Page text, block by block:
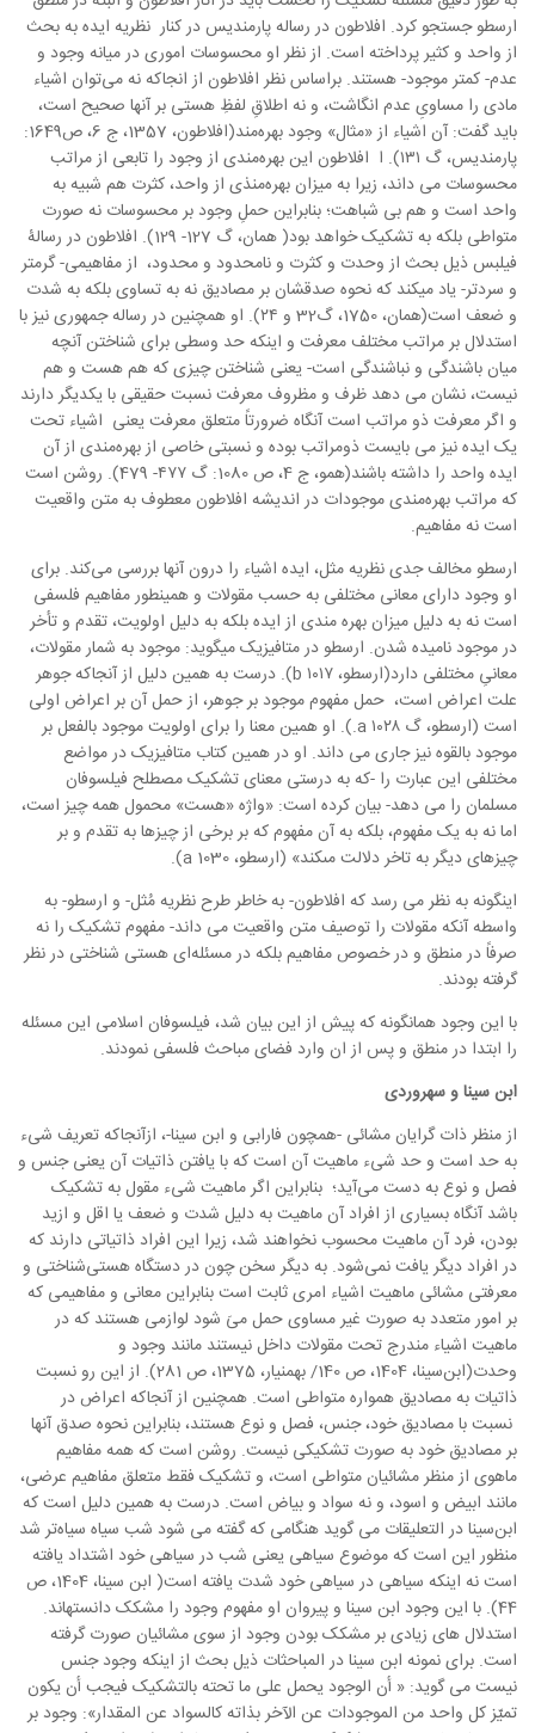
ارسطو جستجو کرد. افلاطون در رساله پارمندیس در کنار نظریه ایده‌ به بحث
از واحد و کثیر پرداخته است. از نظر او محسوسات اموری در میانه وجود و
عدم- کمتر موجود- هستند. براساس نظر افلاطون از انجاکه نه می‌توان اشیاء
مادی را مساویِ عدم انگاشت، و نه اطلاقِ لفظِ هستی بر آنها صحیح است،
باید گفت: آن اشیاء از «مثال» وجود بهره‌مند(‌افلاطون، 1357، ج 6، ص1649:
پارمندیس، گ ۱۳۱). ا افلاطون این بهره‌مندی از وجود را تابعی از مراتب
محسوسات می داند، زیرا به میزان بهره‌منذی از واحد، کثرت هم شبیه به
واحد است و هم بی شباهت؛ بنابراین حملِ وجود بر محسوسات نه صورت
متواطی بلکه به تشکیک خواهد بود( همان، گ 127- 129). افلاطون در رسالۀ
فیلبس ذیل بحث از وحدت و کثرت و نامحدود و محدود، از مفاهیمی- گرمتر
و سردتر- یاد می­کند که نحوه صدقشان بر مصادیق نه به تساوی بلکه به شدت
و ضعف است(همان، 1750، گ32 و ۲۴). او همچنین در رساله جمهوری نیز با
استدلال بر مراتب مختلف معرفت و اینکه حد وسطی برای شناختن آنچه
میان باشندگی و نباشندگی است- یعنی شناختن چیزی که هم هست و هم
نیست، نشان می دهد ظرف و مظروف معرفت نسبت حقیقی با یکدیگر دارند
و اگر معرفت ذو مراتب است آنگاه ضرورتاً متعلق معرفت یعنی اشیاء تحت
یک ایده نیز می بایست ذومراتب بوده و نسبتی خاصی از بهره‌مندی از آن
ایده واحد را داشته باشند(همو، ج 4، ص 1080: گ ۴۷۷- 479). روشن است
که مراتب بهره‌مندی موجودات در اندیشه افلاطون معطوف به متن واقعیت
است نه مفاهیم.
ارسطو مخالف جدی نظریه مثل، ایده اشیاء را درون آنها بررسی می‌کند. برای
او وجود دارای معانی مختلفی به حسب مقولات و همینطور مفاهیم فلسفی
است نه به دلیل میزان بهره مندی از ایده بلکه به دلیل اولویت، تقدم و تأخر
در موجود نامیده شدن. ارسطو در متافیزیک می­گوید: موجود به شمار مقولات،
معانیِ مختلفی دارد(ارسطو، ۱۰۱۷ b). درست به همین دلیل از آنجاکه جوهر
علت اعراض است، حمل مفهوم موجود بر جوهر، از حمل آن بر اعراض اولی
است (ارسطو، گ ۱۰۲۸ a.). او همین معنا را برای اولویت موجود بالفعل بر
موجود بالقوه نیز جاری می داند. او در همین کتاب متافیزیک در مواضع
مختلفی این عبارت را -که به درستی معنای تشکیک مصطلح فیلسوفان
مسلمان را می دهد- بیان کرده است:‌ «واژه «هست‏» محمول همه چیز است،
اما نه به یک مفهوم، بلکه به آن مفهوم که بر برخى از چیزها به تقدم و بر
چیزهاى دیگر به تاخر دلالت مى‏کند» (ارسطو، a 1030).
اینگونه به نظر می رسد که افلاطون- به خاطر طرح نظریه مُثل- و ارسطو- به
واسطه آنکه مقولات را توصیف متن واقعیت می داند- مفهوم تشکیک را نه
صرفاً در منطق و در خصوص مفاهیم بلکه در مسئله‌ای هستی شناختی در نظر
گرفته بودند.
با این وجود همانگونه که پیش از این بیان شد، فیلسوفان اسلامی این مسئله
را ابتدا در منطق و پس از ان وارد فضای مباحث فلسفی نمودند.
ابن سینا و سهروردی
از منظر ذات گرایان مشائی -همچون فارابی و ابن سینا-، ازآنجاکه تعریف شیء
به حد است و حد شیء ماهیت آن است که با یافتن ذاتیات آن یعنی جنس و
فصل و نوع به دست می‌آید؛ بنابراین اگر ماهیت شیء مقول به تشکیک
باشد آنگاه بسیاری از افراد آن ماهیت به دلیل شدت و ضعف یا اقل و ازید
بودن، فرد آن ماهیت محسوب نخواهند شد، زیرا این افراد ذاتیاتی دارند که
در افراد دیگر یافت نمی‌شود. به دیگر سخن چون در دستگاه هستی‌شناختی و
معرفتی مشائی ماهیت اشیاء امری ثابت است بنابراین معانی و مفاهیمی که
بر امور متعدد به صورت غیر مساوی حمل میَ شود لوازمی هستند که در
ماهیت اشیاء مندرج تحت مقولات داخل نیستند مانند وجود و
وحدت(ابن‌سینا، 1404، ص 140/ بهمنیار، 1375، ص 281). از این رو نسبت
ذاتیات به مصادیق همواره متواطى است. همچنین از آنجاکه اعراض در
نسبت ‏با مصادیق خود، جنس، فصل و نوع هستند، بنابراین نحوه صدق آنها
بر مصادیق خود به صورت تشکیکی نیست. روشن است که همه مفاهیم
ماهوى از منظر مشائیان متواطى ‏است، و تشکیک فقط متعلق مفاهیم عرضى،
مانند ابیض و اسود، و نه سواد و بیاض است. درست به همین دلیل است که
ابن‌سینا در التعلیقات می گوید هنگامی که گفته می شود شب سیاه سیاه‌تر شد
منظور این است که موضوع سیاهی یعنی شب در سیاهی خود اشتداد یافته
است نه اینکه سیاهی در سیاهی خود شدت یافته است( ابن سینا، 1404، ص
44). با این وجود ابن سینا و پیروان او مفهوم وجود را مشکک دانسته­اند.
استدلال های زیادی بر مشکک بودن وجود از سوی مشائیان صورت گرفته
است. برای نمونه ابن سینا در المباحثات ذیل بحث از اینکه وجود جنس
نیست می گوید: « أن الوجود یحمل علی ما تحته بالتشکیک فیجب أن یکون
تمیّز کل واحد من الموجودات عن الآخر بذاته کالسواد عن المقدار»: وجود بر